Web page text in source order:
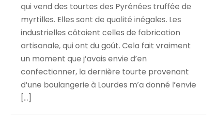
qui vend des tourtes des Pyrénées truffée de
myrtilles. Elles sont de qualité inégales. Les
industrielles côtoient celles de fabrication
artisanale, qui ont du goût. Cela fait vraiment
un moment que j’avais envie d’en
confectionner, la dernière tourte provenant
d’une boulangerie à Lourdes m’a donné l’envie
[…]